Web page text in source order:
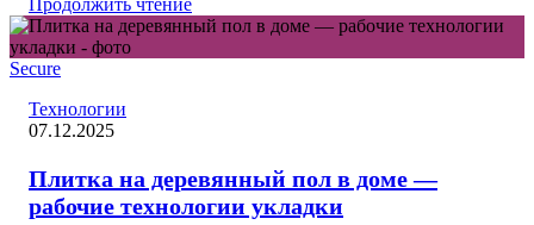
Продолжить чтение
Secure
Технологии
07.12.2025
Плитка на деревянный пол в доме —
рабочие технологии укладки